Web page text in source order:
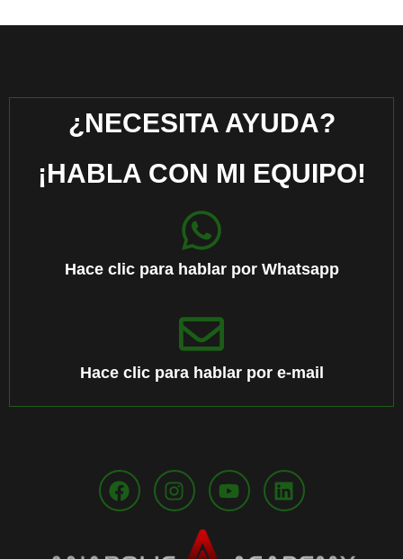
¿NECESITA AYUDA?
¡HABLA CON MI EQUIPO!
Hace clic para hablar por Whatsapp
Hace clic para hablar por e-mail